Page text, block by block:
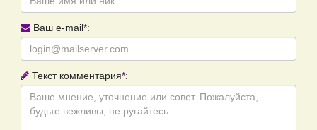
Ваш e-mail*:
Текст комментария*: